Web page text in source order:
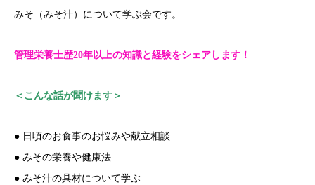
みそ（みそ汁）について学ぶ会です。
管理栄養士歴20年以上の知識と経験をシェアします！
＜こんな話が聞けます＞
● 日頃のお食事のお悩みや献立相談
● みその栄養や健康法
● みそ汁の具材について学ぶ